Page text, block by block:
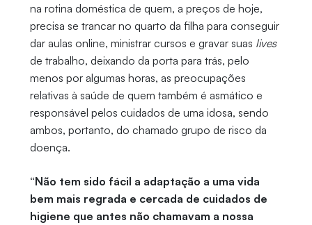
na rotina doméstica de quem, a preços de hoje,
precisa se trancar no quarto da filha para conseguir
dar aulas online, ministrar cursos e gravar suas lives
de trabalho, deixando da porta para trás, pelo
menos por algumas horas, as preocupações
relativas à saúde de quem também é asmático e
responsável pelos cuidados de uma idosa, sendo
ambos, portanto, do chamado grupo de risco da
doença.
“Não tem sido fácil a adaptação a uma vida
bem mais regrada e cercada de cuidados de
higiene que antes não chamavam a nossa